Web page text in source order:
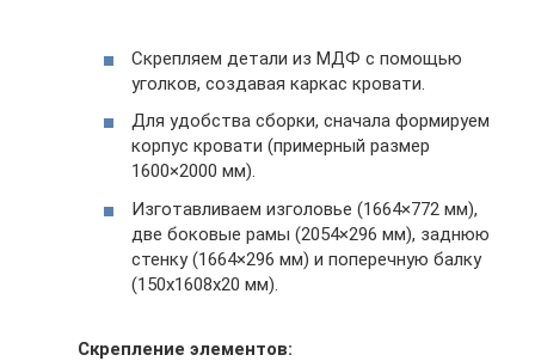
Скрепляем детали из МДФ с помощью
уголков, создавая каркас кровати.
Для удобства сборки, сначала формируем
корпус кровати (примерный размер
1600×2000 мм).
Изготавливаем изголовье (1664×772 мм),
две боковые рамы (2054×296 мм), заднюю
стенку (1664×296 мм) и поперечную балку
(150x1608x20 мм).
Скрепление элементов: